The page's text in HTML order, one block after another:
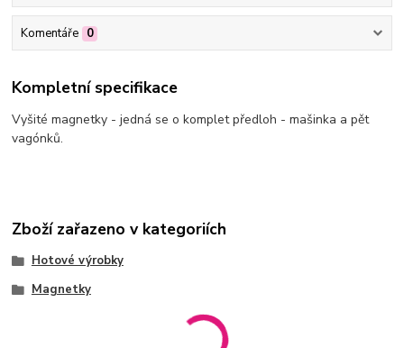
Komentáře 0
Kompletní specifikace
Vyšité magnetky - jedná se o komplet předloh - mašinka a pět
vagónků.
Zboží zařazeno v kategoriích
Hotové výrobky
Magnetky